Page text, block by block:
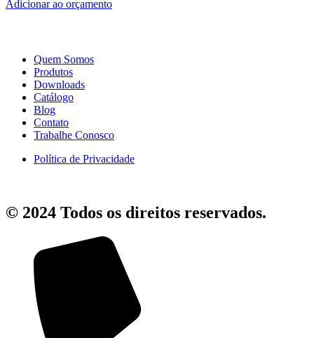
Adicionar ao orçamento
Quem Somos
Produtos
Downloads
Catálogo
Blog
Contato
Trabalhe Conosco
Política de Privacidade
© 2024 Todos os direitos reservados.